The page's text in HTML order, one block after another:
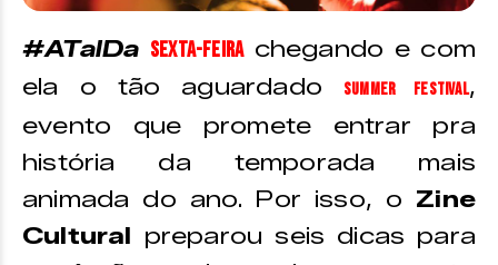
#ATalDa sexta-feirachegando e com
ela o tão aguardado
Summer Festival,
evento que promete entrar pra
história da temporada mais
animada do ano. Por isso, o Zine
Cultural preparou seis dicas para